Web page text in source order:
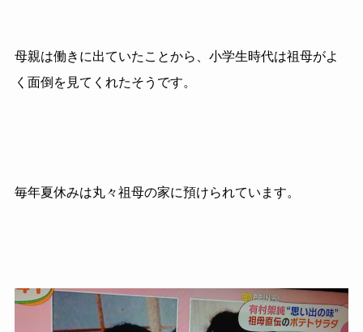
母親は働きに出ていたことから、小学生時代は祖母がよ
く面倒を見てくれたそうです。
毎年夏休みは丸々祖母の家に預けられています。